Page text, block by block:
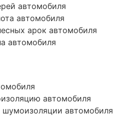
автомобиля
автомобиля
арок автомобиля
автомобиля
автомобиля
шумоизоляции автомобиля